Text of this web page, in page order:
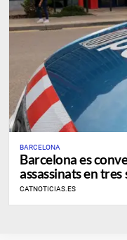
BARCELONA
Barcelona es
assassinats en
CATNOTICIAS.ES